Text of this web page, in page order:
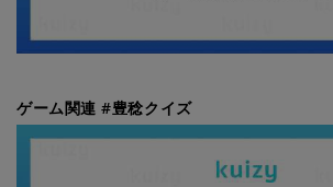
ゲーム関連 #豊稔クイズ